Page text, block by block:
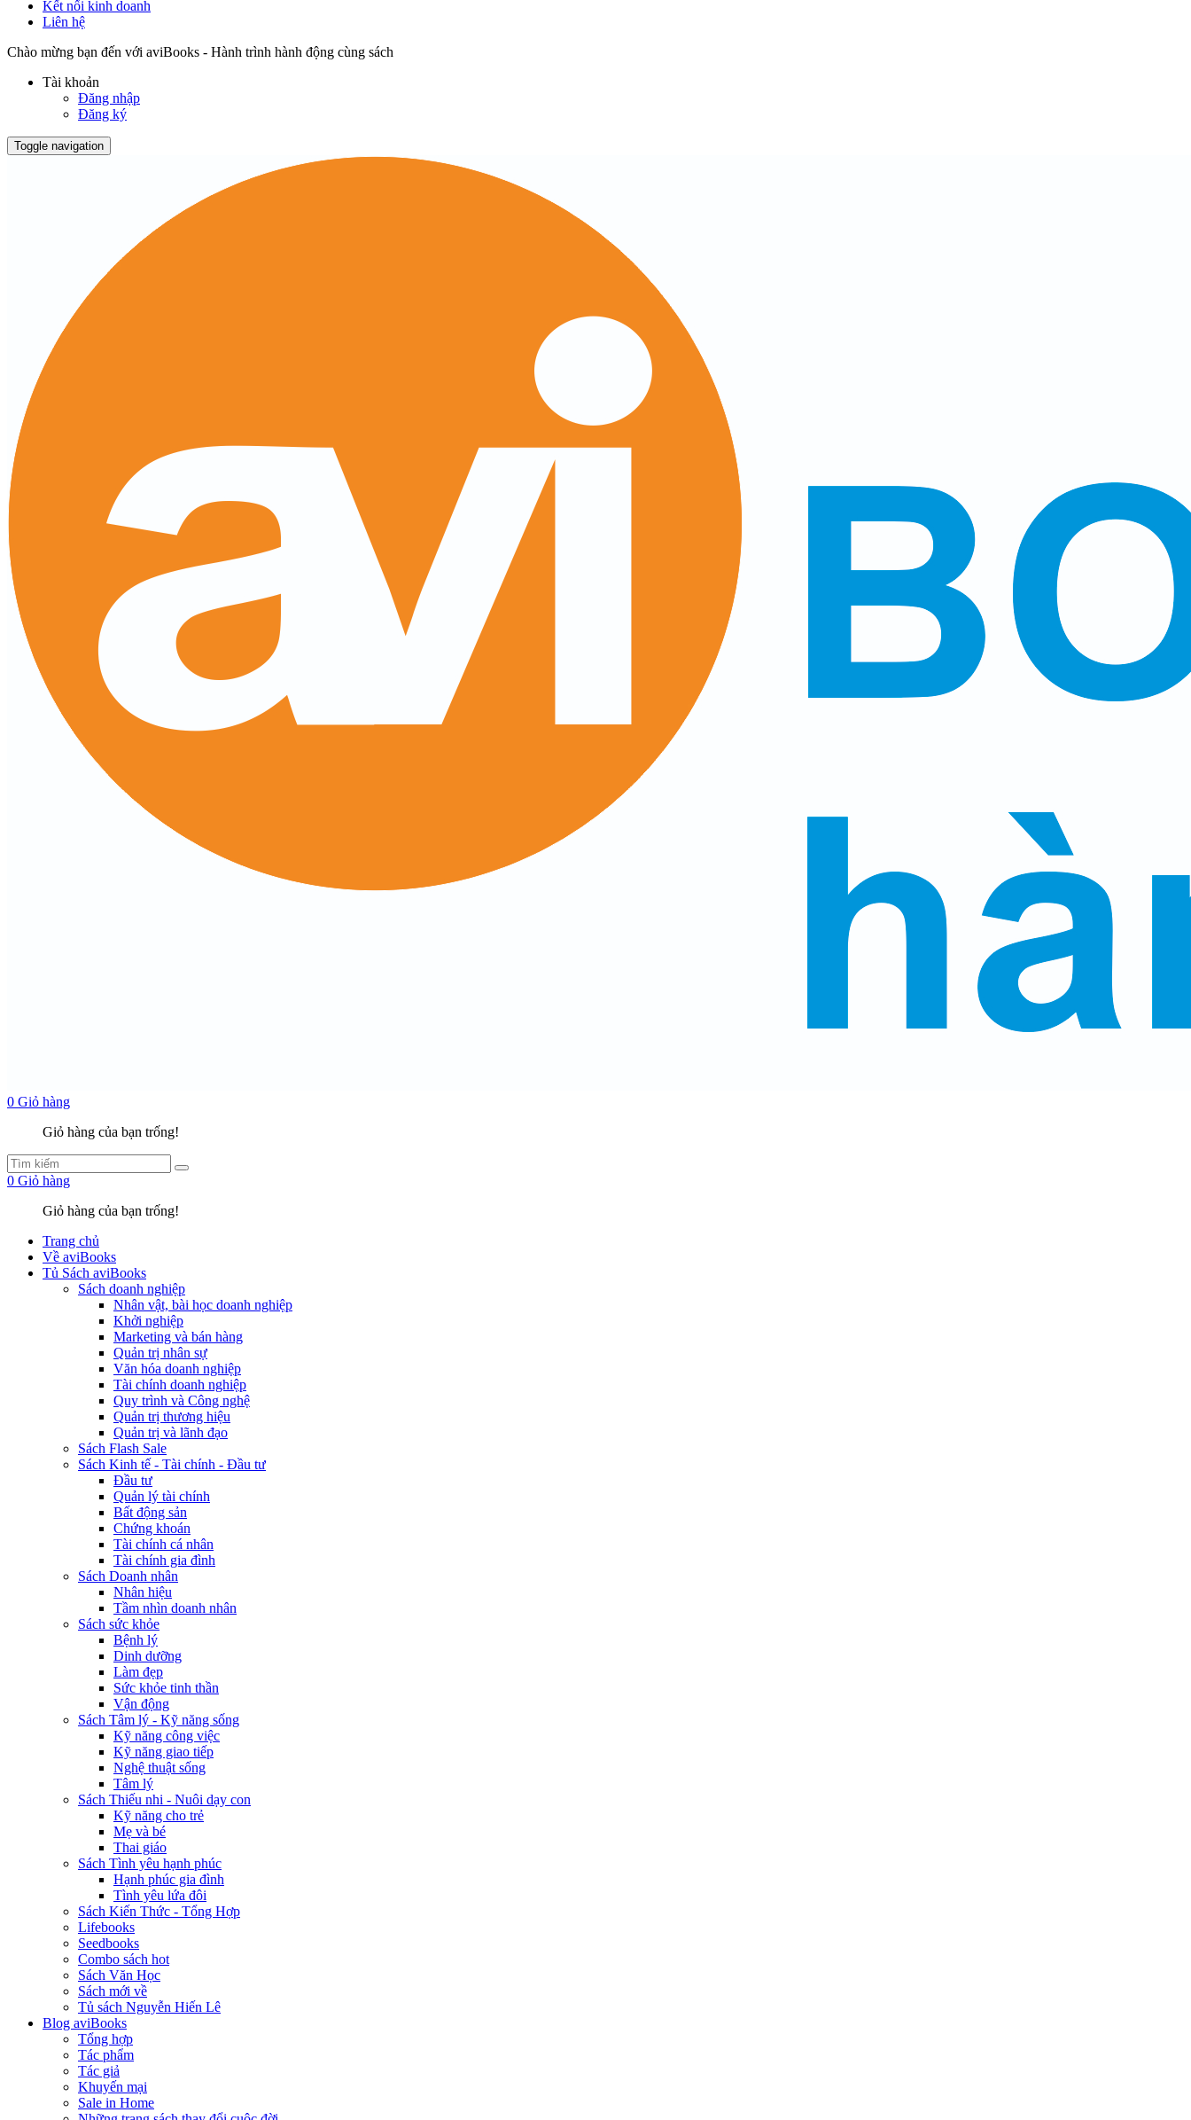
Kết nối kinh doanh
Liên hệ
Chào mừng bạn đến với aviBooks - Hành trình hành động cùng sách
Tài khoản
Đăng nhập
Đăng ký
Toggle navigation
0 Giỏ hàng
Giỏ hàng của bạn trống!
0 Giỏ hàng
Giỏ hàng của bạn trống!
Trang chủ
Về aviBooks
Tủ Sách aviBooks
Sách doanh nghiệp
Nhân vật, bài học doanh nghiệp
Khởi nghiệp
Marketing và bán hàng
Quản trị nhân sự
Văn hóa doanh nghiệp
Tài chính doanh nghiệp
Quy trình và Công nghệ
Quản trị thương hiệu
Quản trị và lãnh đạo
Sách Flash Sale
Sách Kinh tế - Tài chính - Đầu tư
Đầu tư
Quản lý tài chính
Bất động sản
Chứng khoán
Tài chính cá nhân
Tài chính gia đình
Sách Doanh nhân
Nhân hiệu
Tầm nhìn doanh nhân
Sách sức khỏe
Bệnh lý
Dinh dưỡng
Làm đẹp
Sức khỏe tinh thần
Vận động
Sách Tâm lý - Kỹ năng sống
Kỹ năng công việc
Kỹ năng giao tiếp
Nghệ thuật sống
Tâm lý
Sách Thiếu nhi - Nuôi dạy con
Kỹ năng cho trẻ
Mẹ và bé
Thai giáo
Sách Tình yêu hạnh phúc
Hạnh phúc gia đình
Tình yêu lứa đôi
Sách Kiến Thức - Tổng Hợp
Lifebooks
Seedbooks
Combo sách hot
Sách Văn Học
Sách mới về
Tủ sách Nguyễn Hiến Lê
Blog aviBooks
Tổng hợp
Tác phẩm
Tác giả
Khuyến mại
Sale in Home